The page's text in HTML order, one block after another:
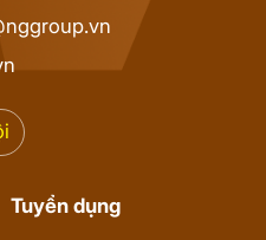
Tuyển dụng